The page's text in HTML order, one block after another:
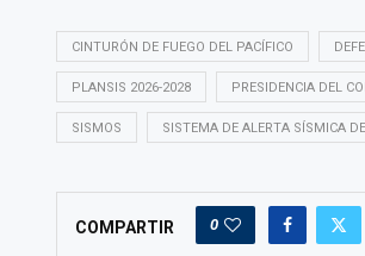
CINTURÓN DE FUEGO DEL PACÍFICO
PLANSIS 2026-2028 PRESIDENCIA DEL
SISMOS SISTEMA DE ALERTA SÍSMICA
COMPARTIR 0